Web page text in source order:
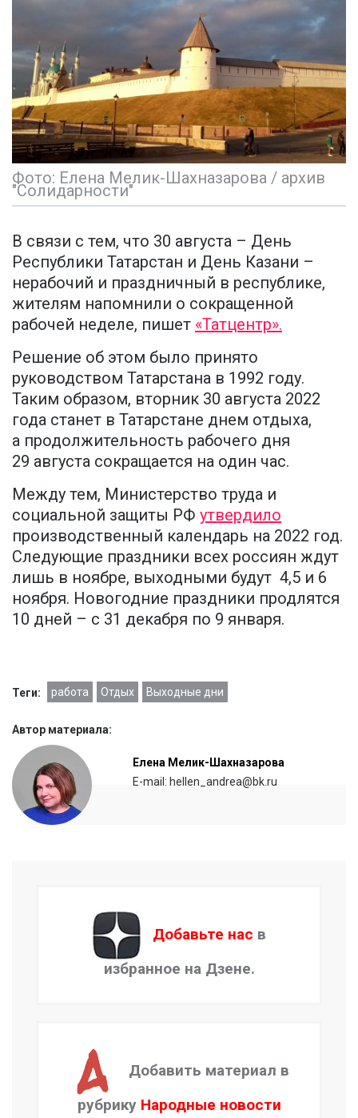
Фото: Елена Мелик-Шахназарова / архив
"Солидарности"
В связи с тем, что 30 августа – День
Республики Татарстан и День Казани –
нерабочий и праздничный в республике,
жителям напомнили о сокращенной
рабочей неделе, пишет «Татцентр».
Решение об этом было принято
руководством Татарстана в 1992 году.
Таким образом, вторник 30 августа 2022
года станет в Татарстане днем отдыха,
а продолжительность рабочего дня
29 августа сокращается на один час.
Между тем, Министерство труда и
социальной защиты РФ утвердило
производственный календарь на 2022 год.
Следующие праздники всех россиян ждут
лишь в ноябре, выходными будут 4,5 и 6
ноября. Новогодние праздники продлятся
10 дней – с 31 декабря по 9 января.
Теги: работа Отдых Выходные дни
Автор материала:
Елена Мелик-Шахназарова
E-mail: hellen_andrea@bk.ru
Добавьте нас в
избранное на Дзене.
Добавить материал в
рубрику Народные новости